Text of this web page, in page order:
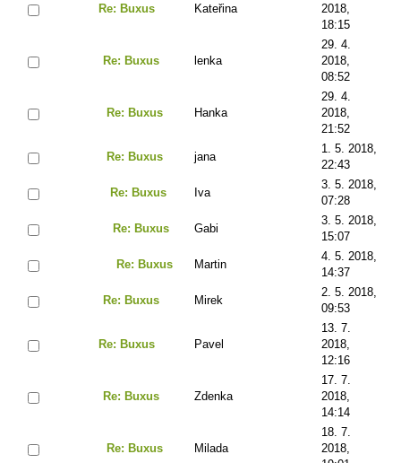
Re: Buxus Kateřina
2018,
18:15
Re: Buxus lenka
29. 4.
2018,
08:52
Re: Buxus Hanka
29. 4.
2018,
21:52
Re: Buxus jana
1. 5. 2018,
22:43
Re: Buxus Iva
3. 5. 2018,
07:28
Re: Buxus Gabi
3. 5. 2018,
15:07
Re: Buxus Martin
4. 5. 2018,
14:37
Re: Buxus Mirek
2. 5. 2018,
09:53
Re: Buxus Pavel
13. 7.
2018,
12:16
Re: Buxus Zdenka
17. 7.
2018,
14:14
Re: Buxus Milada
18. 7.
2018,